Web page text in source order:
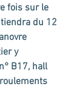
fois sur le
du 12
y
B17, hall